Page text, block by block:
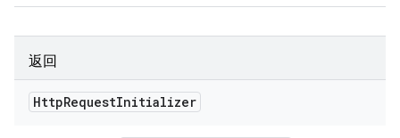
返回
HttpRequestInitializer